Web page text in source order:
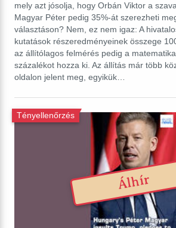
mely azt jósolja, hogy Orbán Viktor a
Magyar Péter pedig 35%-át szerezheti
választáson? Nem, ez nem igaz: A
kutatások részeredményeinek összege
az állítólagos felmérés pedig a
százalékot hozza ki. Az állítás már több
oldalon jelent meg, egyikük…
Tényellenőrzés
Álhír